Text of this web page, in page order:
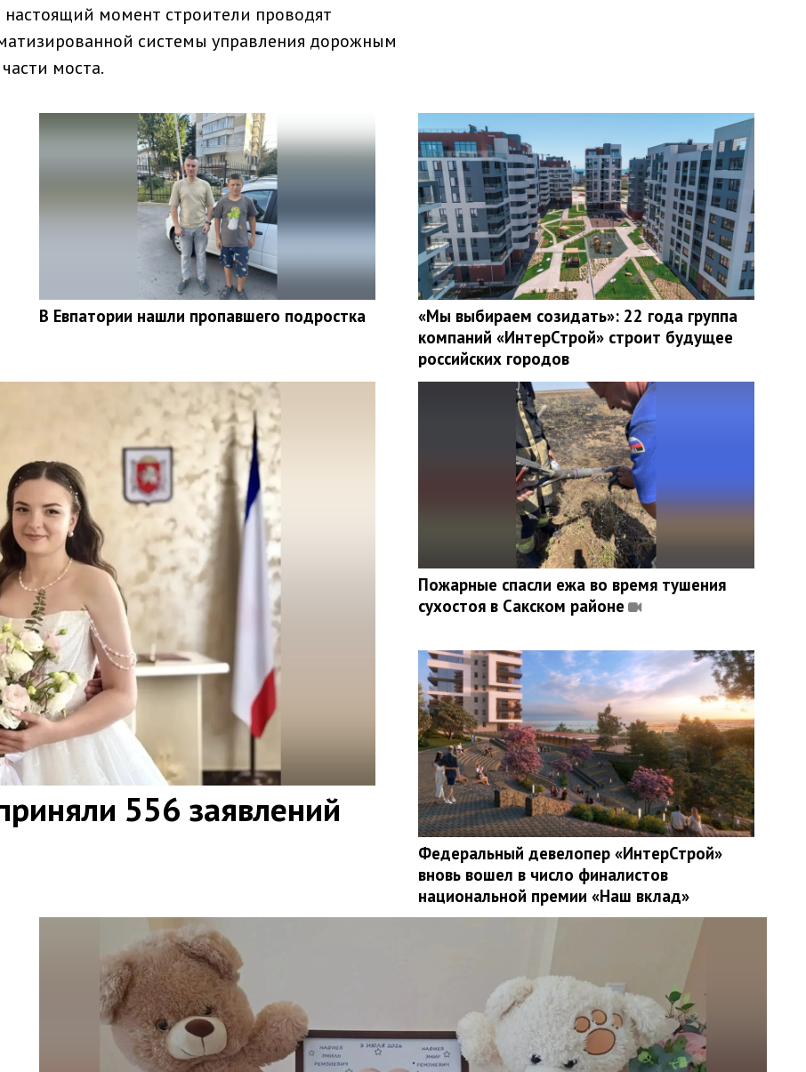
настоящий момент строители проводят
системы управления дорожным
моста.
В Евпатории нашли пропавшего подростка
«Мы выбираем созидать»: 22 года группа
компаний «ИнтерСтрой» строит будущее
российских городов
556 заявлений
Пожарные спасли ежа во время тушения
сухостоя в Сакском районе
Федеральный девелопер «ИнтерСтрой»
вновь вошел в число финалистов
национальной премии «Наш вклад»